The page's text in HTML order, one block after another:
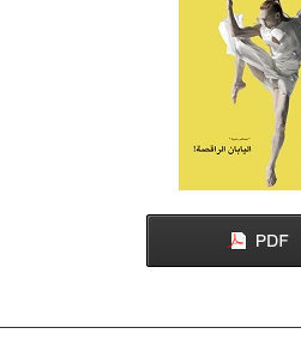
التراث الثقافي غير المادي
عروض الرقص